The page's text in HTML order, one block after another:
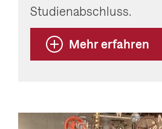
Studienabschluss.
Mehr erfahren